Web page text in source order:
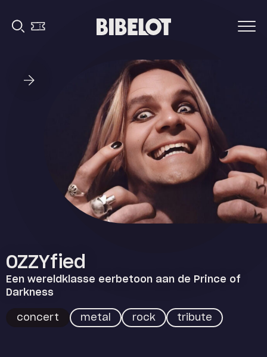
OZZYfied
Een wereldklasse eerbetoon aan de Prince of
Darkness
concert metal rock tribute